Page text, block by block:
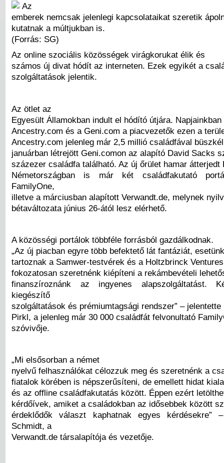
Az
emberek nemcsak jelenlegi kapcsolataikat szeretik
kutatnak a múltjukban is.
(Forrás: SG)
Az online szociális közösségek virágkorukat élik és
számos új divat hódít az interneten. Ezek egyikét a
szolgáltatások jelentik.
Az ötlet az
Egyesült Államokban indult el hódító útjára. Napjainkban
Ancestry.com és a Geni.com a piacvezetők ezen a
Ancestry.com jelenleg már 2,5 millió családfával
januárban létrejött Geni.comon az alapító David Sacks
százezer családfa található. Az új őrület hamar átterjedt
Németországban is már két családfakutató
FamilyOne,
illetve a márciusban alapított Verwandt.de, melynek
bétaváltozata június 26-ától lesz elérhető.
A közösségi portálok többféle forrásból gazdálkodnak.
„Az új piacban egyre több befektető lát fantáziát,
tartoznak a Samwer-testvérek és a Holtzbrinck
fokozatosan szeretnénk kiépíteni a rekámbevételi
finanszíroznánk az ingyenes alapszolgáltatást.
kiegészítő
szolgáltatások és prémiumtagsági rendszer” –
Pirkl, a jelenleg már 30 000 családfát felvonultató
szóvivője.
„Mi elsősorban a német
nyelvű felhasználókat célozzuk meg és szeretnénk a
fiatalok körében is népszerűsíteni, de emellett hidat
és az offline családfakutatás között. Éppen ezért
kérdőívek, amiket a családokban az idősebbek között
érdeklődők választ kaphatnak egyes kérdésekre”
Schmidt, a
Verwandt.de társalapítója és vezetője.